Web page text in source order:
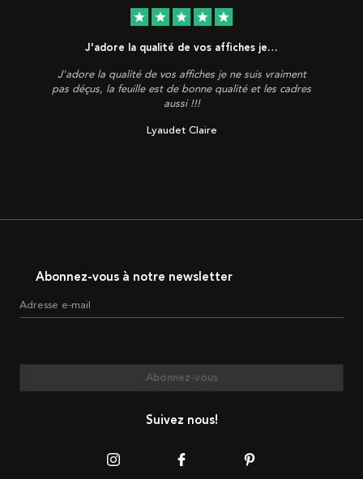
star star star star star
J'adore la qualité de vos affiches je…
J'adore la qualité de vos affiches je ne suis vraiment
pas déçus, la feuille est de bonne qualité et les cadres
aussi !!!
Lyaudet Claire
Abonnez-vous à notre newsletter
Adresse e-mail
Abonnez-vous
Suivez nous!